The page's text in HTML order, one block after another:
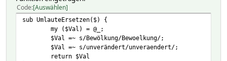
Code Auswählen
sub UmlauteErsetzen($) {
my ($Val) = @_;
$Val =~ s/Bewölkung/Bewoelkung/;
$Val =~ s/unverändert/unveraendert/;
return $Val